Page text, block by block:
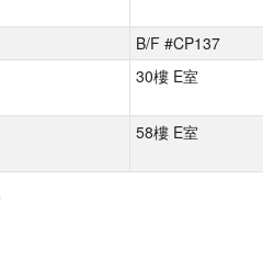
B/F #CP137
30樓 E室
58樓 E室